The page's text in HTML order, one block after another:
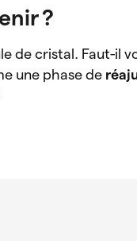
?
de cristal. Faut-
une phase de